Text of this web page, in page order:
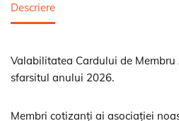
Descriere
Valabilitatea Cardului de
sfarsitul anului 2026.
Membri cotizanți ai asociației